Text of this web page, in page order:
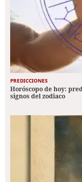
PREDICCIONES
Horóscopo de hoy:
signos del zodiaco